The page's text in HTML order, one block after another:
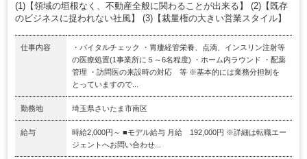
(1)【領域の垣根なく、不動産全般に関わることが出来る】 (2)【既存
のビジネスに捉われない社風】 (3)【裁量権の大きい営業スタイル】
仕事内容
・バイタルチェック ・胃瘻経管栄養、点滴、インスリン注射等
の医療処置(1事業所に５～6名程度) ・ホーム内ラウンド ・配薬
管理 ・訪問医の来設時の対応 等 ※基本的には業務分担制を
とっていますので...
勤務地 埼玉県さいたま市南区
給与
時給2,000円～ ■モデル給与 月給 192,000円 ※詳細は転職エー
ジェントへお問い合わせ...